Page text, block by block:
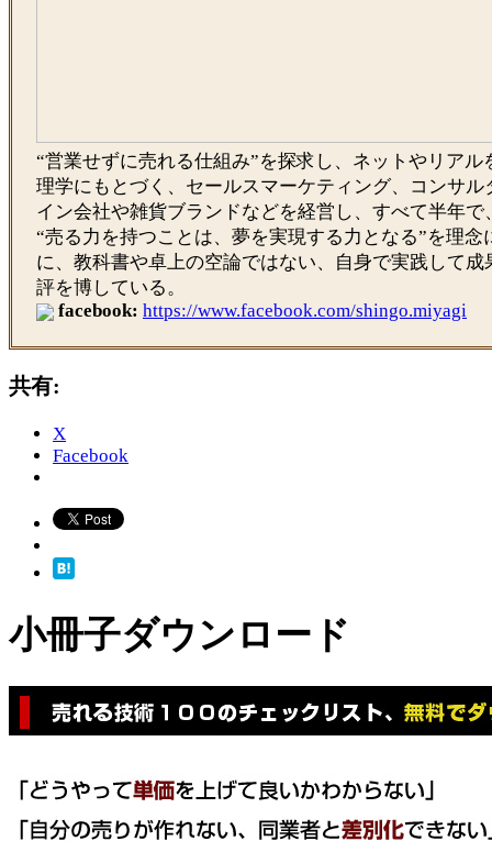
“営業せずに売れる仕組み”を探求し、ネットやリア
理学にもとづく、セールスマーケティング、コンサ
イン会社や雑貨ブランドなどを経営し、すべて半年
“売る力を持つことは、夢を実現する力となる”を理
に、教科書や卓上の空論ではない、自身で実践して
評を博している。
facebook: https://www.facebook.com/shingo.miyagi
共有:
X
Facebook
小冊子ダウンロード